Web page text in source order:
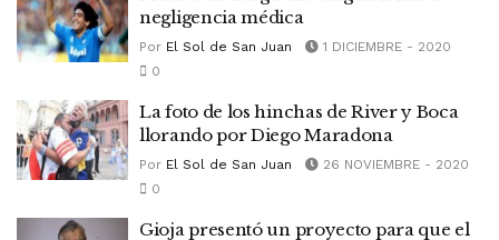
negligencia médica
Por El Sol de San Juan
1 DICIEMBRE - 2020
0
La foto de los hinchas de River y Boca
llorando por Diego Maradona
Por El Sol de San Juan
26 NOVIEMBRE - 2020
0
Gioja presentó un proyecto para que el